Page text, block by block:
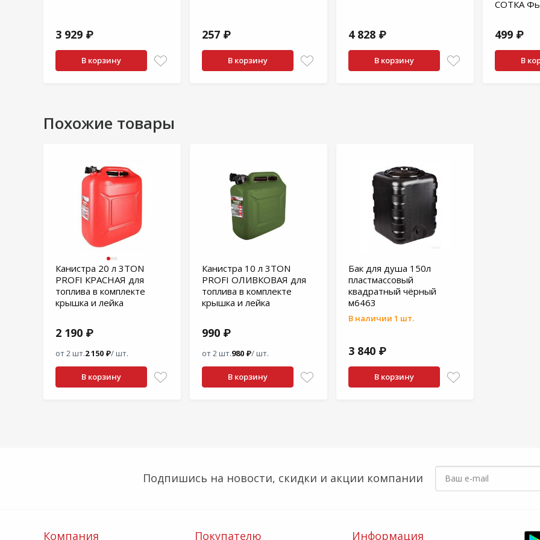
3 929 ₽
В корзину
257 ₽
В корзину
4 828 ₽
В корзину
СОТКА
499 ₽
В
Похожие товары
Канистра 20 л 3TON
PROFI КРАСНАЯ для
топлива в комплекте
крышка и лейка
2 190 ₽
от 2 шт.2 150 ₽/ шт.
В корзину
Канистра 10 л 3TON
PROFI ОЛИВКОВАЯ для
топлива в комплекте
крышка и лейка
990 ₽
от 2 шт.980 ₽/ шт.
В корзину
Бак для душа 150л
пластмассовый
квадратный чёрный
м6463
В наличии 1 шт.
3 840 ₽
В корзину
Подпишись на новости, скидки и акции компании
Компания Покупателю Информация